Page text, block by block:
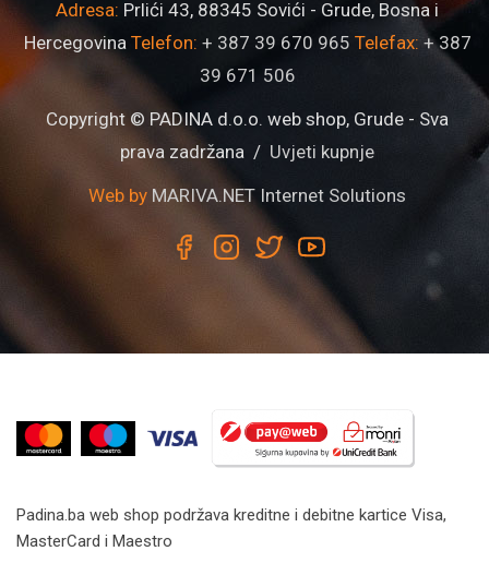
Adresa: Prlići 43, 88345 Sovići - Grude, Bosna i
Hercegovina Telefon: + 387 39 670 965 Telefax: + 387
39 671 506
Copyright © PADINA d.o.o. web shop, Grude - Sva
prava zadržana / Uvjeti kupnje
Web by MARIVA.NET Internet Solutions
Padina.ba web shop podržava kreditne i debitne kartice Visa,
MasterCard i Maestro